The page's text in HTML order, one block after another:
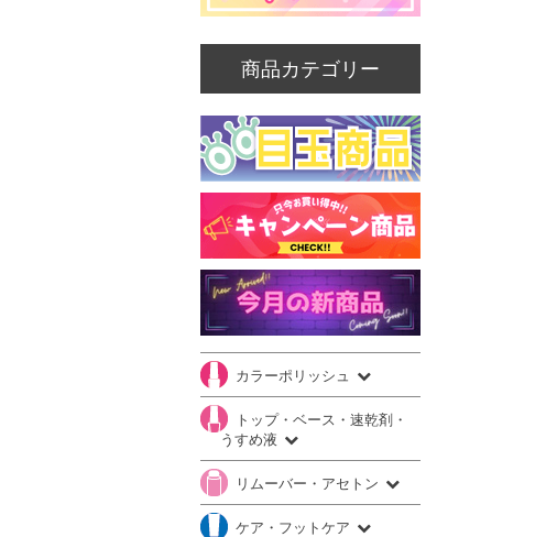
商品カテゴリー
カラーポリッシュ
トップ・ベース・速乾剤・
うすめ液
リムーバー・アセトン
ケア・フットケア